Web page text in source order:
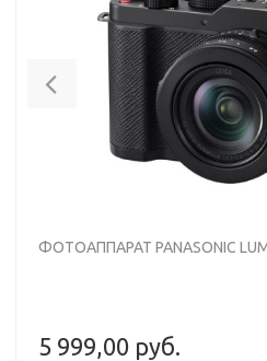
Previous
ФОТОАППАРАТ PANASONIC
5 999,00 руб.